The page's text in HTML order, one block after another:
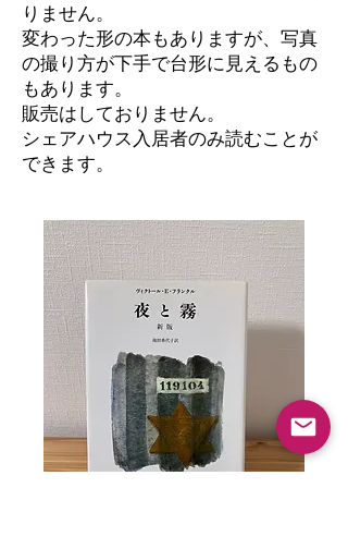
りません。
変わった形の本もありますが、写真
の撮り方が下手で台形に見えるもの
もあります。
​販売はしておりません。
シェアハウス入居者のみ読むことが
できます。